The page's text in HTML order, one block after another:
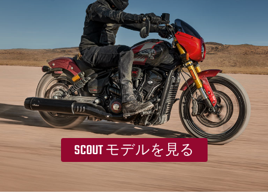
SCOUT モデルを見る